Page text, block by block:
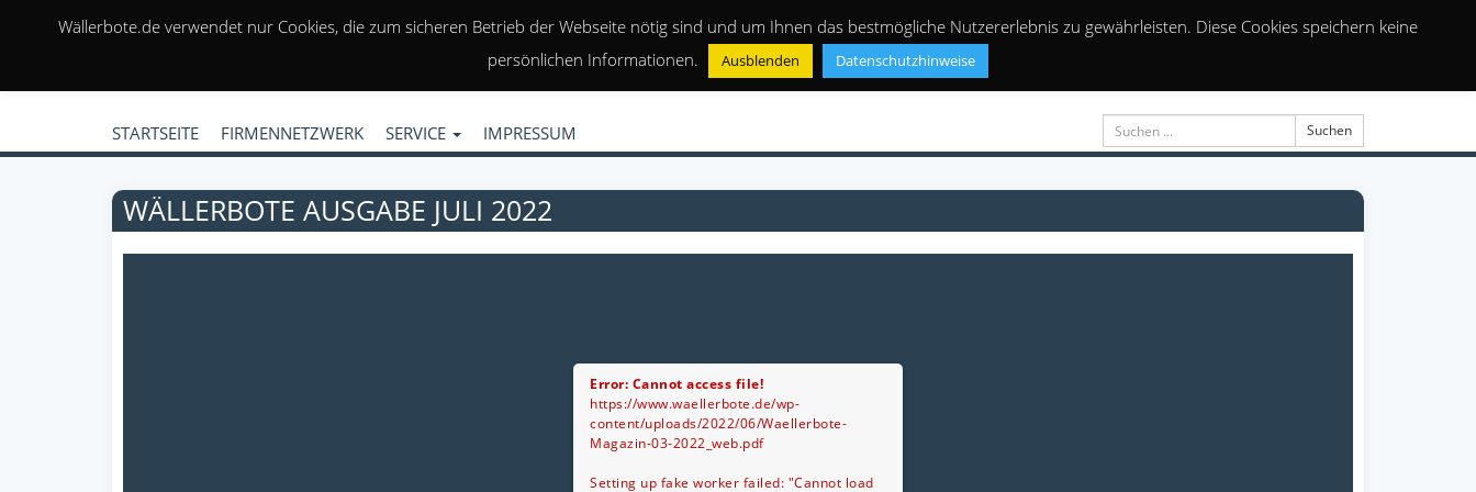
STARTSEITE FIRMENNETZWERK SERVICE IMPRESSUM Suchen
WÄLLERBOTE AUSGABE JULI 2022
Error: Cannot access file!
https://www.waellerbote.de/wp-
content/uploads/2022/06/Waellerbote-
Magazin-03-2022_web.pdf
Setting up fake worker failed: "Cannot load
Wällerbote.de verwendet nur Cookies, die zum sicheren Betrieb der Webseite nötig sind und um Ihnen das bestmögliche Nutzererlebnis zu gewährleisten. Diese Cookies speichern keine
persönlichen Informationen.
Ausblenden Datenschutzhinweise